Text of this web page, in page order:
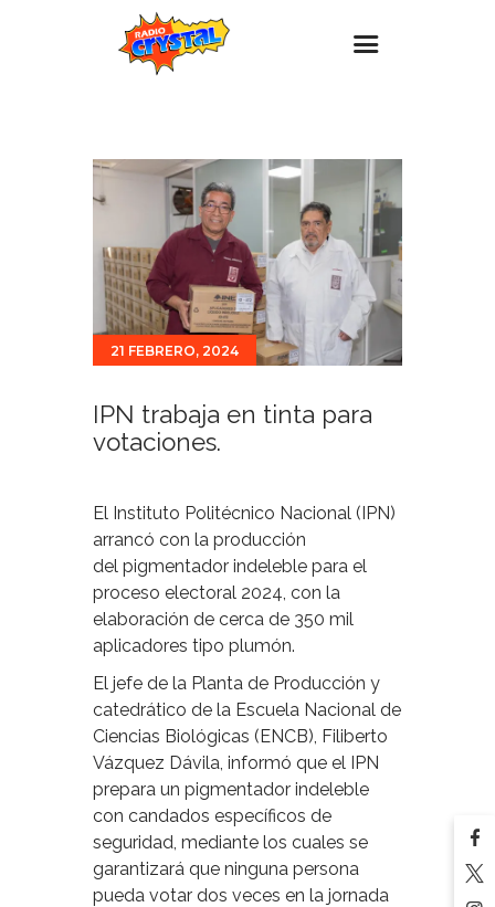
Estaciones
Eventos
Promociones
Noticias
Para ti
Contacto
21 FEBRERO, 2024
IPN trabaja en tinta para
votaciones.
El Instituto Politécnico Nacional (IPN)
arrancó con la producción
del pigmentador indeleble para el
proceso electoral 2024, con la
elaboración de cerca de 350 mil
aplicadores tipo plumón.
El jefe de la Planta de Producción y
catedrático de la Escuela Nacional de
Ciencias Biológicas (ENCB), Filiberto
Vázquez Dávila, informó que el IPN
prepara un pigmentador indeleble
con candados específicos de
seguridad, mediante los cuales se
garantizará que ninguna persona
pueda votar dos veces en la jornada